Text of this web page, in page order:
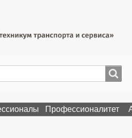
Профессионалитет